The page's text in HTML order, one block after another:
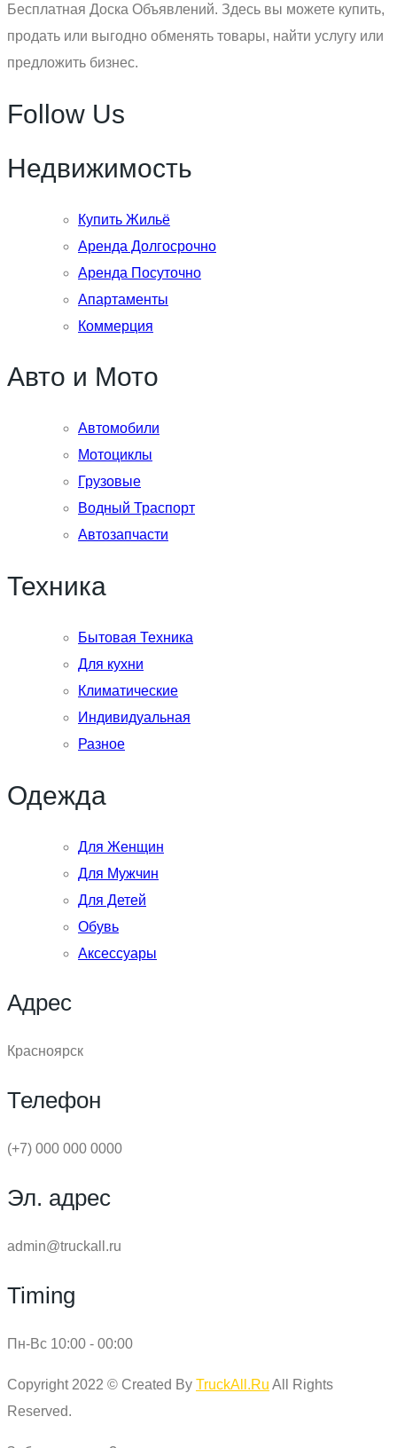
Бесплатная Доска Объявлений. Здесь вы можете купить,
продать или выгодно обменять товары, найти услугу или
предложить бизнес.
Follow Us
Недвижимость
Купить Жильё
Аренда Долгосрочно
Аренда Посуточно
Апартаменты
Коммерция
Авто и Мото
Автомобили
Мотоциклы
Грузовые
Водный Траспорт
Автозапчасти
Техника
Бытовая Техника
Для кухни
Климатические
Индивидуальная
Разное
Одежда
Для Женщин
Для Мужчин
Для Детей
Обувь
Аксессуары
Адрес
Красноярск
Телефон
(+7) 000 000 0000
Эл. адрес
admin@truckall.ru
Timing
Пн-Вс 10:00 - 00:00
Copyright 2022 © Created By TruckAll.Ru All Rights
Reserved.